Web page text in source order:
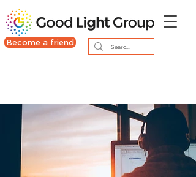
Become a friend